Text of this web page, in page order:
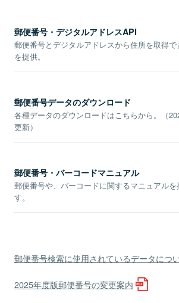
郵便番号・デジタルアドレスAPI
郵便番号とデジタルアドレスから住所を取得
を提供。
郵便番号データのダウンロード
各種データのダウンロードはこちらから。（
更新）
郵便番号・バーコードマニュアル
郵便番号や、バーコードに関するマニュアルを
す。
郵便番号検索に使用されているデータにつ
2025年度版郵便番号の変更案内